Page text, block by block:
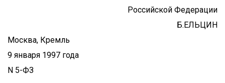
Российской Федерации
Б.ЕЛЬЦИН
Москва, Кремль
9 января 1997 года
N 5-ФЗ